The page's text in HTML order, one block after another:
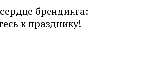
брендинга:
к празднику!